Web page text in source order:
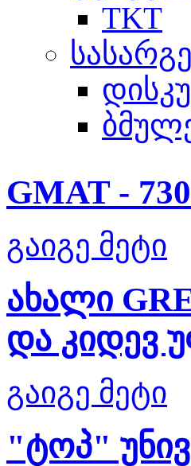
TKT
GMAT -
გაიგე მეტი
ახალი
და კიდევ
გაიგე მეტი
"ტოპ"